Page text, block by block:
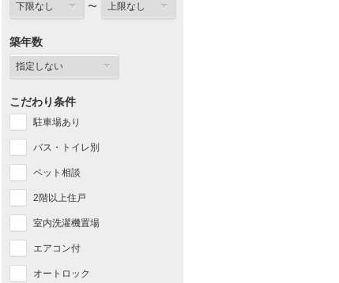
〜
築年数
こだわり条件
駐車場あり
バス・トイレ別
ペット相談
2階以上住戸
室内洗濯機置場
エアコン付
オートロック